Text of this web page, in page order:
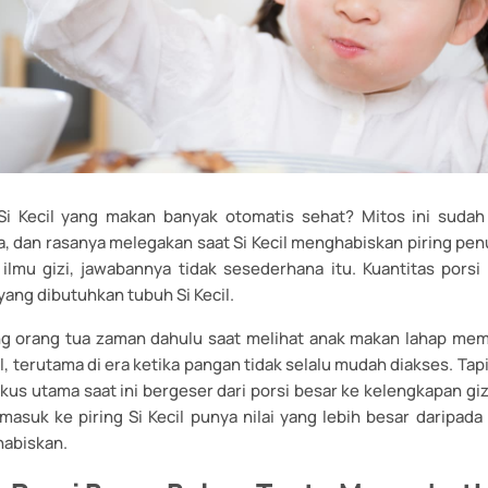
Kecil yang makan banyak otomatis sehat? Mitos ini
dan rasanya melegakan saat Si Kecil menghabiskan piring
ilmu gizi, jawabannya tidak sesederhana itu. Kuantitas
dibutuhkan tubuh Si Kecil.
orang tua zaman dahulu saat melihat anak makan lahap
terutama di era ketika pangan tidak selalu mudah diakses.
utama saat ini bergeser dari porsi besar ke kelengkapan
ke piring Si Kecil punya nilai yang lebih besar